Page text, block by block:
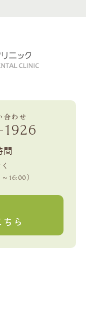
合わせ
間
～16:00 ）
ら